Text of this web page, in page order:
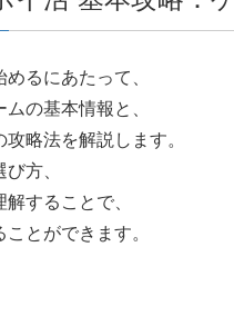
るにあたって、
の基本情報と、
略法を解説します。
方、
することで、
とができます。